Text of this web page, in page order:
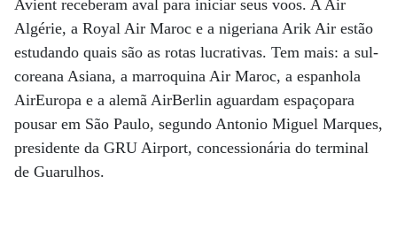
Avient receberam aval para iniciar seus voos. A Air
Algérie, a Royal Air Maroc e a nigeriana Arik Air estão
estudando quais são as rotas lucrativas. Tem mais: a sul-
coreana Asiana, a marroquina Air Maroc, a espanhola
AirEuropa e a alemã AirBerlin aguardam espaçopara
pousar em São Paulo, segundo Antonio Miguel Marques,
presidente da GRU Airport, concessionária do terminal
de Guarulhos.